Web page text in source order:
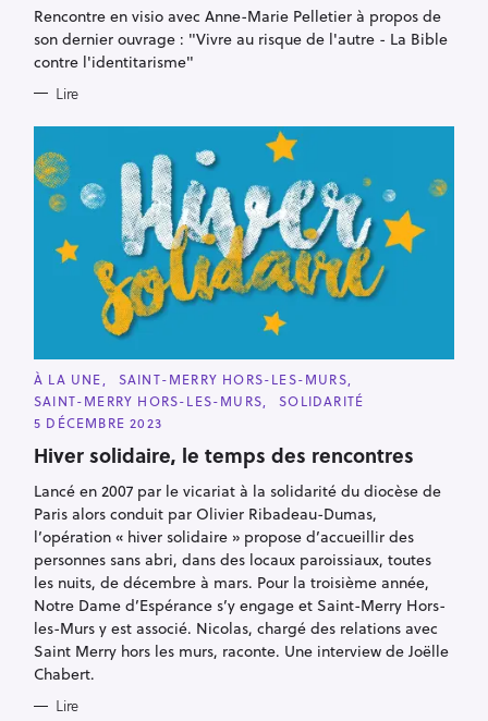
O
I
E
S
Rencontre en visio avec Anne-Marie Pelletier à propos de
son dernier ouvrage : "Vivre au risque de l'autre - La Bible
contre l'identitarisme"
Lire
C
A
T
E
O
R
E
S
À LA UNE
SAINT-MERRY HORS-LES-MURS
SAINT-MERRY HORS-LES-MURS
SOLIDARITÉ
5 DÉCEMBRE 2023
Hiver solidaire, le temps des rencontres
Lancé en 2007 par le vicariat à la solidarité du diocèse de
Paris alors conduit par Olivier Ribadeau-Dumas,
l’opération « hiver solidaire » propose d’accueillir des
personnes sans abri, dans des locaux paroissiaux, toutes
les nuits, de décembre à mars. Pour la troisième année,
Notre Dame d’Espérance s’y engage et Saint-Merry Hors-
les-Murs y est associé. Nicolas, chargé des relations avec
Saint Merry hors les murs, raconte. Une interview de Joëlle
Chabert.
Lire